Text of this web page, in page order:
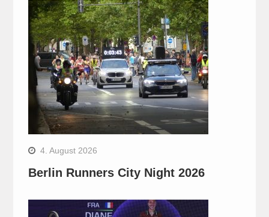
4. August 2026
Berlin Runners City Night 2026